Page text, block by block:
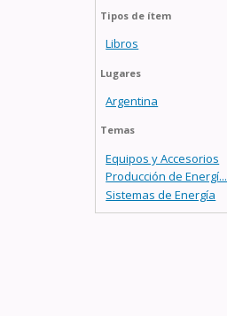
Tipos de ítem
Libros
Lugares
Argentina
Temas
Equipos y Accesorios
Producción de Energí...
Sistemas de Energía